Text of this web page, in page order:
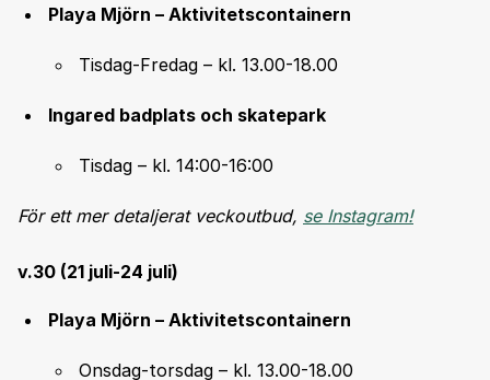
Playa Mjörn – Aktivitetscontainern
Tisdag-Fredag – kl. 13.00-18.00
Ingared badplats och skatepark
Tisdag – kl. 14:00-16:00
För ett mer detaljerat veckoutbud, se Instagram!
v.30 (21 juli-24 juli)
Playa Mjörn – Aktivitetscontainern
Onsdag-torsdag – kl. 13.00-18.00